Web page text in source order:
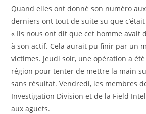
Quand elles ont donné son numéro
derniers ont tout de suite su que
« Ils nous ont dit que cet homme avait
à son actif. Cela aurait pu finir par un
victimes. Jeudi soir, une opération a
région pour tenter de mettre la main
sans résultat. Vendredi, les membres
Investigation Division et de la Field
aux aguets.